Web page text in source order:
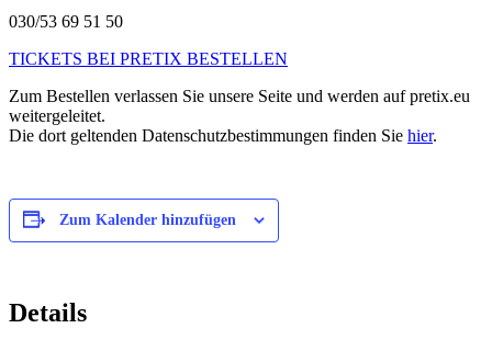
030/53 69 51 50
TICKETS BEI PRETIX BESTELLEN
Zum Bestellen verlassen Sie unsere Seite und werden auf pretix.eu
weitergeleitet.
Die dort geltenden Datenschutzbestimmungen finden Sie hier.
Zum Kalender hinzufügen
Details